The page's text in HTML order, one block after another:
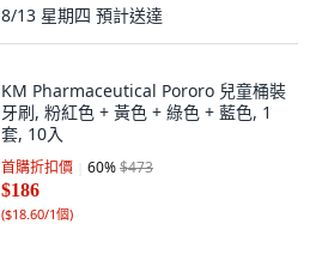
8/13 星期四 預計送達
KM Pharmaceutical Pororo 兒童桶裝
牙刷, 粉紅色 + 黃色 + 綠色 + 藍色, 1
套, 10入
首購折扣價 60%$473
$186
($18.60/1個)